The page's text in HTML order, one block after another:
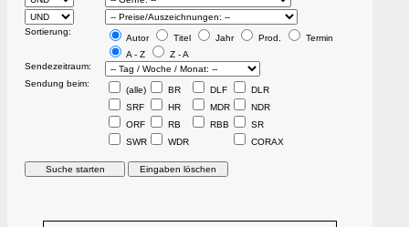
Sortierung:
Autor Titel Jahr Prod.
Termin
A - Z
Z - A
Sendezeitraum:
Sendung beim:
(alle) BR DLF
DLR
SRF
HR MDR
NDR
ORF
RB RBB
SR
SWR
WDR CORAX